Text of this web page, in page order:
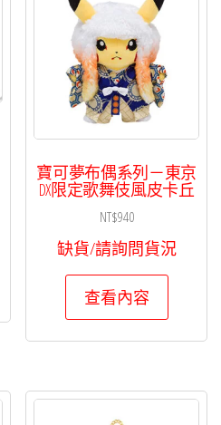
寶可夢布偶系列－東京
DX限定歌舞伎風皮卡丘
NT$940
缺貨/請詢問貨況
查看內容